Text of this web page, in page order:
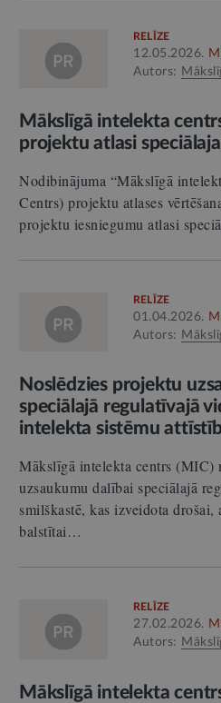
RELĪZE
12.05.2026.
Autors:
Mākslīgā intelekta
projektu atlasi
Nodibinājuma “Mākslīgā
Centrs) projektu atlases
projektu iesniegumu atlasi
RELĪZE
01.04.2026.
Autors:
Noslēdzies projektu
speciālajā regulatīvajā
intelekta sistēmu
Mākslīgā intelekta centrs (MIC)
uzsaukumu dalībai speciālajā
smilškastē, kas izveidota
balstītai…
RELĪZE
27.02.2026.
Autors:
Mākslīgā intelekta